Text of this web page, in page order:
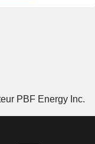
PBF Energy Inc.